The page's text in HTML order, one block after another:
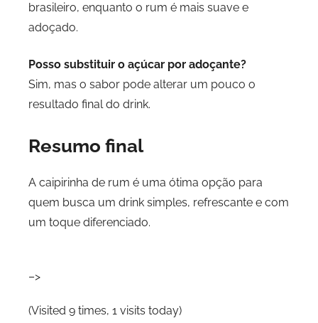
brasileiro, enquanto o rum é mais suave e
adoçado.
Posso substituir o açúcar por adoçante?
Sim, mas o sabor pode alterar um pouco o
resultado final do drink.
Resumo final
A caipirinha de rum é uma ótima opção para
quem busca um drink simples, refrescante e com
um toque diferenciado.
–>
(Visited 9 times, 1 visits today)